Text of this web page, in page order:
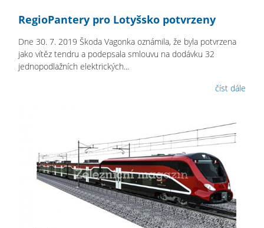
RegioPantery pro Lotyšsko potvrzeny
Dne 30. 7. 2019 Škoda Vagonka oznámila, že byla potvrzena
jako vítěz tendru a podepsala smlouvu na dodávku 32
jednopodlažních elektrických...
číst dále